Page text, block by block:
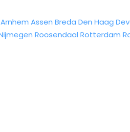
Arnhem Assen Breda Den Haag
Roosendaal Rotterdam